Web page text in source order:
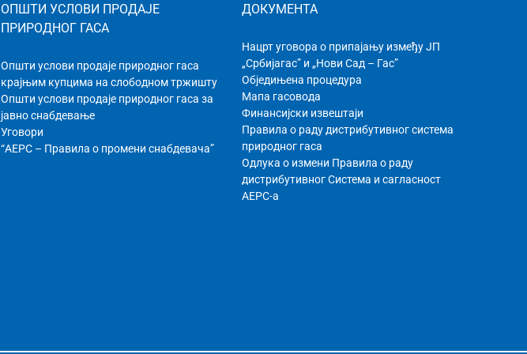
ОПШТИ УСЛОВИ ПРОДАЈЕ
ПРИРОДНОГ ГАСА
Општи услови продаје природног гаса
крајњим купцима на слободном тржишту
Општи услови продаје природног гаса за
јавно снабдевање
Уговори
“АЕРС – Правила о промени снабдевача”
ДОКУМЕНТА
Нацрт уговора о припајању између ЈП
„Србијагас” и „Нови Сад – Гас”
Обједињена процедура
Мапа гасовода
Финансијски извештаји
Правила о раду дистрибутивног системa
природног гаса
Одлука о измени Правила о раду
дистрибутивног Система и сагласност
АЕРС-а